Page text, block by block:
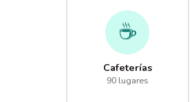
☕
Cafeterías
90 lugares